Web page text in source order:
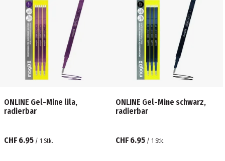
ONLINE Gel-Mine lila,
radierbar
CHF 6.95 / 1 Stk.
ONLINE Gel-Mine schwarz,
radierbar
CHF 6.95 / 1 Stk.